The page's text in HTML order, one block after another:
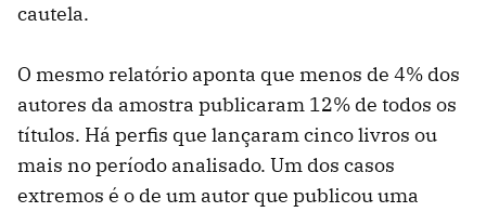
cautela.
O mesmo relatório aponta que menos de 4% dos
autores da amostra publicaram 12% de todos os
títulos. Há perfis que lançaram cinco livros ou
mais no período analisado. Um dos casos
extremos é o de um autor que publicou uma